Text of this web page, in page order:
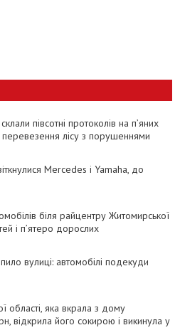
півсотні протоколів на пʼяних
перевезення лісу з порушеннями
Mercedes і Yamaha, до
біля райцентру Житомирської
і пʼятеро дорослих
вулиці: автомобілі подекуди
області, яка вкрала з дому
відкрила його сокирою і викинула у